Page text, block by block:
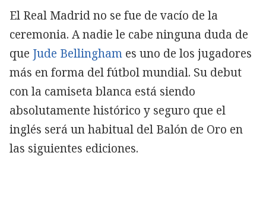
El Real Madrid no se fue de vacío de la
ceremonia. A nadie le cabe ninguna duda de
que Jude Bellingham es uno de los jugadores
más en forma del fútbol mundial. Su debut
con la camiseta blanca está siendo
absolutamente histórico y seguro que el
inglés será un habitual del Balón de Oro en
las siguientes ediciones.